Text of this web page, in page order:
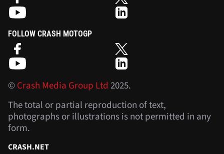
FOLLOW CRASH MOTOGP
©Crash Media Group Ltd 2025.
The total or partial reproduction of text,
photographs or illustrations is not permitted in any
form.
CRASH.NET